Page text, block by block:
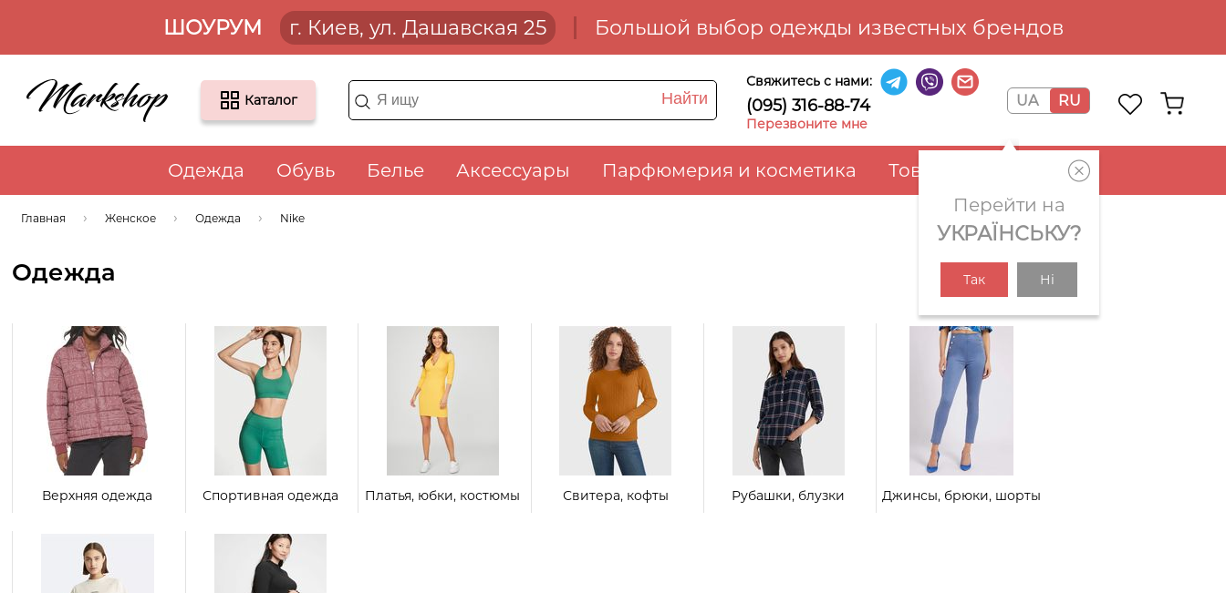
ШОУРУМ г. Киев, ул. Дашавская 25 Большой выбор одежды известных брендов
Каталог Найти
Свяжитесь с нами:
(095) 316-88-74
Перезвоните мне
UA RU
Перейти на
УКРАЇНСЬКУ?
Так Ні
Одежда Обувь Белье Аксессуары Парфюмерия и косметика Товары для дома
Главная Женское Одежда Nike
Одежда
Верхняя одежда Спортивная одежда Платья, юбки, костюмы Свитера, кофты Рубашки, блузки Джинсы, брюки, шорты